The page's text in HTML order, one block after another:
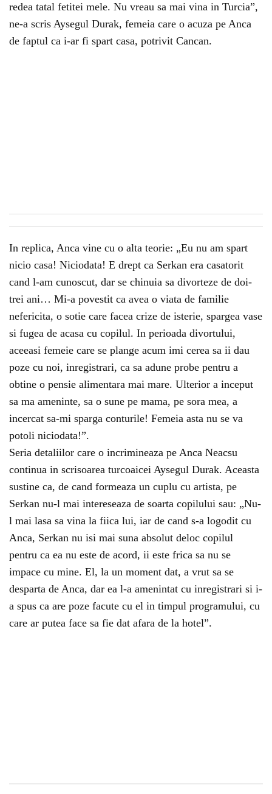
redea tatal fetitei mele. Nu vreau sa mai vina in Turcia”,
ne-a scris Aysegul Durak, femeia care o acuza pe Anca
de faptul ca i-ar fi spart casa, potrivit Cancan.
In replica, Anca vine cu o alta teorie: „Eu nu am spart
nicio casa! Niciodata! E drept ca Serkan era casatorit
cand l-am cunoscut, dar se chinuia sa divorteze de doi-
trei ani… Mi-a povestit ca avea o viata de familie
nefericita, o sotie care facea crize de isterie, spargea vase
si fugea de acasa cu copilul. In perioada divortului,
aceeasi femeie care se plange acum imi cerea sa ii dau
poze cu noi, inregistrari, ca sa adune probe pentru a
obtine o pensie alimentara mai mare. Ulterior a inceput
sa ma ameninte, sa o sune pe mama, pe sora mea, a
incercat sa-mi sparga conturile! Femeia asta nu se va
potoli niciodata!”.
Seria detaliilor care o incrimineaza pe Anca Neacsu
continua in scrisoarea turcoaicei Aysegul Durak. Aceasta
sustine ca, de cand formeaza un cuplu cu artista, pe
Serkan nu-l mai intereseaza de soarta copilului sau: „Nu-
l mai lasa sa vina la fiica lui, iar de cand s-a logodit cu
Anca, Serkan nu isi mai suna absolut deloc copilul
pentru ca ea nu este de acord, ii este frica sa nu se
impace cu mine. El, la un moment dat, a vrut sa se
desparta de Anca, dar ea l-a amenintat cu inregistrari si i-
a spus ca are poze facute cu el in timpul programului, cu
care ar putea face sa fie dat afara de la hotel”.